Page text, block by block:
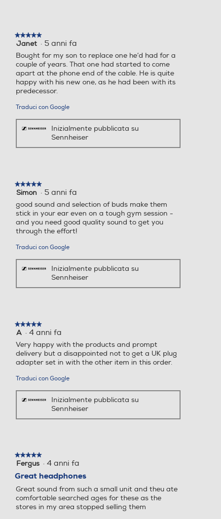
★★★★★
★★★★★
5
stelle.
Janet · 5 anni fa
Bought for my son to replace one he’d had for a
couple of years. That one had started to come
apart at the phone end of the cable. He is quite
happy with his new one, as he had been with its
predecessor.
Traduci con Google
Inizialmente pubblicata su
Sennheiser
★★★★★
★★★★★
5
5
Simon · 5 anni fa
good sound and selection of buds make them
stick in your ear even on a tough gym session -
and you need good quality sound to get you
through the effort!
Traduci con Google
Inizialmente pubblicata su
Sennheiser
★★★★★
★★★★★
5
A · 4 anni fa
Very happy with the products and prompt
delivery but a disappointed not to get a UK plug
adapter set in with the other item in this order.
Traduci con Google
Inizialmente pubblicata su
Sennheiser
★★★★★
★★★★★
5
stelle.
Fergus · 4 anni fa
Great headphones
Great sound from such a small unit and theu ate
comfortable searched ages for these as the
stores in my area stopped selling them